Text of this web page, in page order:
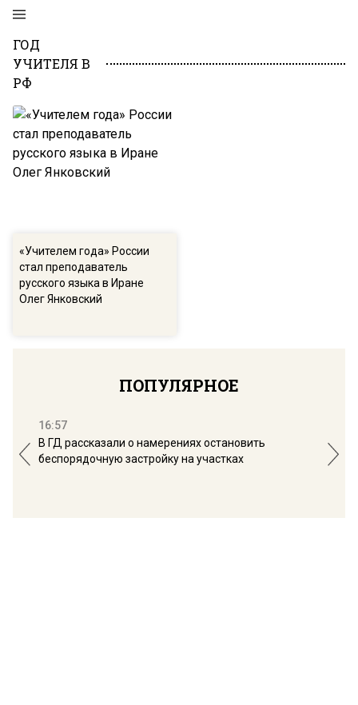
ГОД
УЧИТЕЛЯ В
РФ
«Учителем года» России
стал преподаватель
русского языка в Иране
Олег Янковский
ПОПУЛЯРНОЕ
16:57
В ГД рассказали о намерениях остановить
беспорядочную застройку на участках